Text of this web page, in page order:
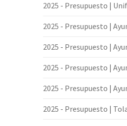
2025 - Presupuesto |
2025 - Presupuesto |
2025 - Presupuesto |
2025 - Presupuesto |
2025 - Presupuesto |
2025 - Presupuesto |